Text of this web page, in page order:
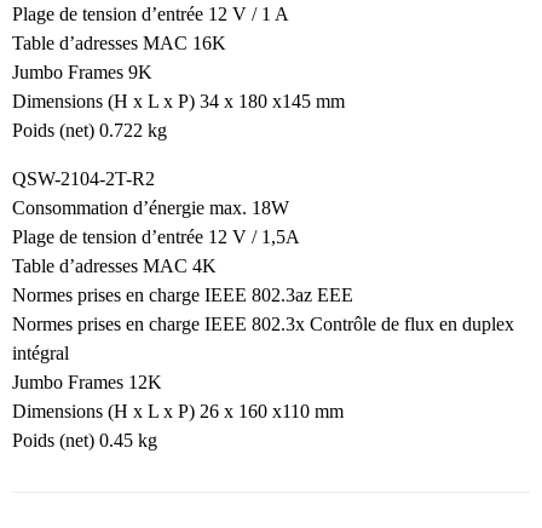
Plage de tension d’entrée 12 V / 1 A
Table d’adresses MAC 16K
Jumbo Frames 9K
Dimensions (H x L x P) 34 x 180 x145 mm
Poids (net) 0.722 kg
QSW-2104-2T-R2
Consommation d’énergie max. 18W
Plage de tension d’entrée 12 V / 1,5A
Table d’adresses MAC 4K
Normes prises en charge IEEE 802.3az EEE
Normes prises en charge IEEE 802.3x Contrôle de flux en duplex
intégral
Jumbo Frames 12K
Dimensions (H x L x P) 26 x 160 x110 mm
Poids (net) 0.45 kg